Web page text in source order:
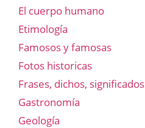
El cuerpo humano
Etimología
Famosos y famosas
Fotos historicas
Frases, dichos, significados
Gastronomía
Geología